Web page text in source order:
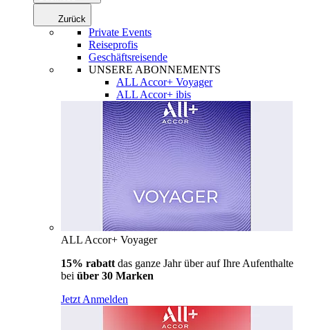
Zurück
Private Events
Reiseprofis
Geschäftsreisende
UNSERE ABONNEMENTS
ALL Accor+ Voyager
ALL Accor+ ibis
ALL Accor+ Voyager
15% rabatt das ganze Jahr über auf Ihre Aufenthalte
bei über 30 Marken
Jetzt Anmelden